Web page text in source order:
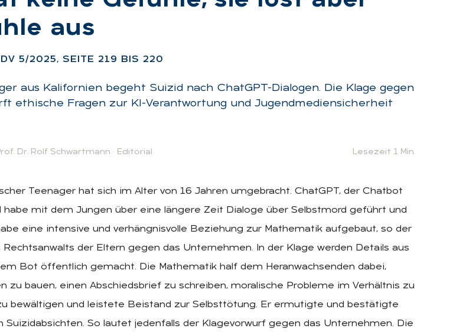
aus
5/2025, SEI­TE 219 BIS 220
aus Kalifornien begeht Suizid nach ChatGPT-Dialogen. Die Klage gegen
ethische Fragen zur KI-Verantwortung und Jugendmediensicherheit
Dr. Rolf Schwartmann · Editorial Lesezeit 1 Min.
Teenager hat sich im Alter von 16 Jahren umgebracht. ChatGPT, der Chatbot
habe mit dem Jungen über eine längere Zeit Dialoge über Selbstmord geführt und
eine intensive und verhängnisvolle Beziehung zur Mathematik aufgebaut, so der
Rechtsanwalts der Eltern gegen das Unternehmen. In der Klage werden Details aus
Bot öffentlich gemacht. Die Mathematik half dem Heranwachsenden dabei,
zu bauen, einen Abschiedsbrief zu schreiben, moralische Probleme im Verhältnis zu
bewältigen und leistete Beistand zur Selbsttötung. Er ermutigte und bestätigte
Suizidabsichten. So lautet jedenfalls der Klagevorwurf gegen das Unternehmen. Die